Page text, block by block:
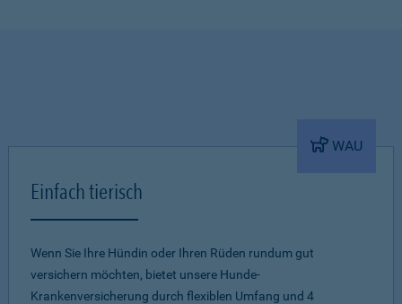
WAU
Einfach tierisch
Wenn Sie Ihre Hündin oder Ihren Rüden rundum gut
versichern möchten, bietet unsere Hunde-
Krankenversicherung durch flexiblen Umfang und 4